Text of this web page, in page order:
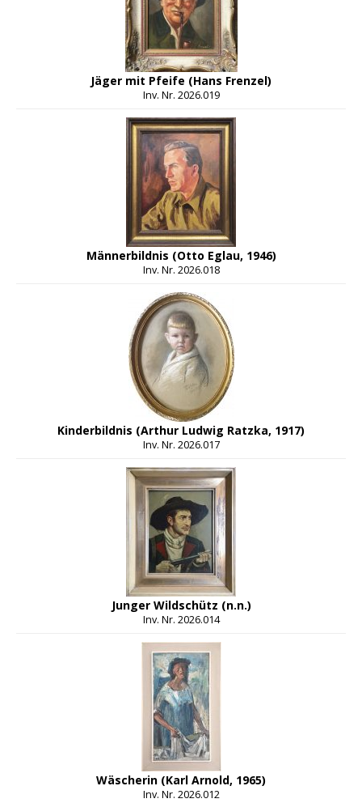
Jäger mit Pfeife (Hans Frenzel)
Inv. Nr. 2026.019
Männerbildnis (Otto Eglau, 1946)
Inv. Nr. 2026.018
Kinderbildnis (Arthur Ludwig Ratzka, 1917)
Inv. Nr. 2026.017
Junger Wildschütz (n.n.)
Inv. Nr. 2026.014
Wäscherin (Karl Arnold, 1965)
Inv. Nr. 2026.012